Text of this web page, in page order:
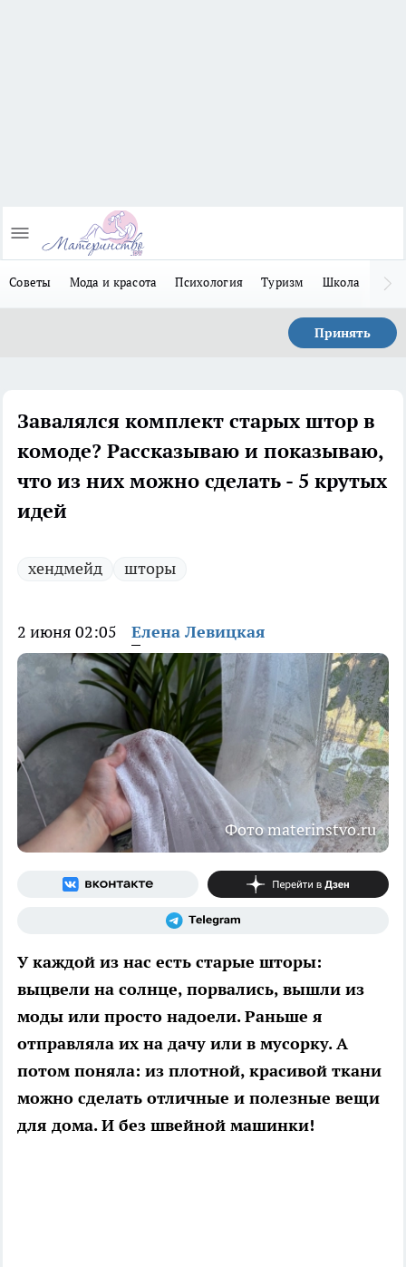
Советы Мода и красота Психология Туризм Школа
Принять
Завалялся комплект старых штор в
комоде? Рассказываю и показываю,
что из них можно сделать - 5 крутых
идей
хендмейд шторы
2 июня 02:05 Елена Левицкая
Фото materinstvo.ru
У каждой из нас есть старые шторы:
выцвели на солнце, порвались, вышли из
моды или просто надоели. Раньше я
отправляла их на дачу или в мусорку. А
потом поняла: из плотной, красивой ткани
можно сделать отличные и полезные вещи
для дома. И без швейной машинки!